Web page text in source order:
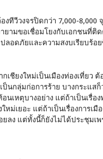
งทีวีวงจรปิดกว่า 7,000-8,000
ยามขอเชื่อมโยงกับเอกชนที่ติ
ลอดภัยและความสงบเรียบร้อ
เชียงใหม่เป็นเมืองท่องเที่ยว
ป็นกลุ่มก่อการร้าย บางกระแ
นเหตุบางอย่าง แต่ถ้าเป็นเรื่อ
หม่เยอะ แต่ถ้าเป็นเรื่องการเ
ยลง แต่ทั้งนี้ก็ยังไม่ได้ประชุมเ